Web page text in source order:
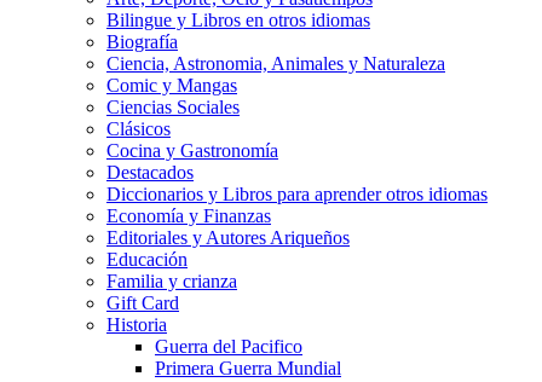
Bilingue y Libros en otros idiomas
Biografía
Ciencia, Astronomia, Animales y Naturaleza
Comic y Mangas
Ciencias Sociales
Clásicos
Cocina y Gastronomía
Destacados
Diccionarios y Libros para aprender otros idiomas
Economía y Finanzas
Editoriales y Autores Ariqueños
Educación
Familia y crianza
Gift Card
Historia
Guerra del Pacifico
Primera Guerra Mundial